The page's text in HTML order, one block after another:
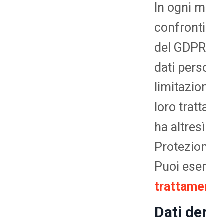
In ogni
confronti
del
dati
loro
ha
Puoi
Dati